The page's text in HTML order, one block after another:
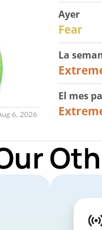
Ayer
Fear
La
El mes